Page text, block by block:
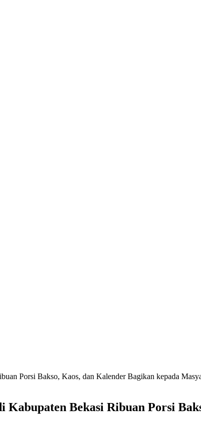
Porsi Bakso, Kaos, dan Kalender Bagikan kepada
Bekasi Ribuan Porsi